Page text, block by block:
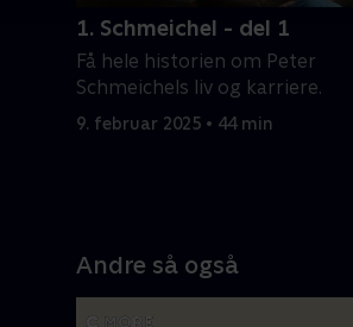
1. Schmeichel - del 1
Få hele historien om Peter
Schmeichels liv og karriere.
9. februar 2025 • 44 min
Andre så også